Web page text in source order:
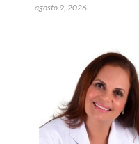
agosto 9, 2026